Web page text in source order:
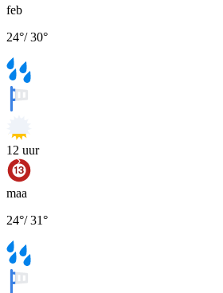
feb
24°/30°
12 uur
maa
24°/31°